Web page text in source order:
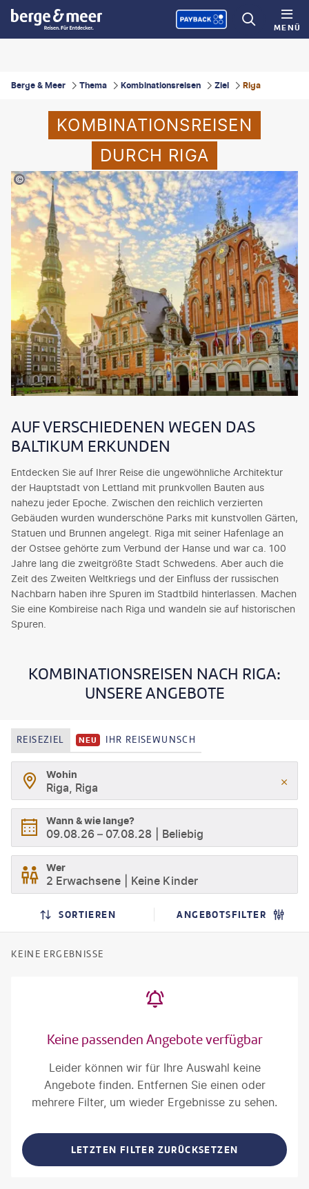
MENÜ
Berge & Meer Thema Kombinationsreisen Ziel Riga
KOMBINATIONSREISEN
DURCH RIGA
- gty
AUF VERSCHIEDENEN WEGEN DAS
BALTIKUM ERKUNDEN
Entdecken Sie auf Ihrer Reise die ungewöhnliche Architektur
der Hauptstadt von Lettland mit prunkvollen Bauten aus
nahezu jeder Epoche. Zwischen den reichlich verzierten
Gebäuden wurden wunderschöne Parks mit kunstvollen Gärten,
Statuen und Brunnen angelegt. Riga mit seiner Hafenlage an
der Ostsee gehörte zum Verbund der Hanse und war ca. 100
Jahre lang die zweitgrößte Stadt Schwedens. Aber auch die
Zeit des Zweiten Weltkriegs und der Einfluss der russischen
Nachbarn haben ihre Spuren im Stadtbild hinterlassen. Machen
Sie eine Kombireise nach Riga und wandeln sie auf historischen
Spuren.
KOMBINATIONSREISEN NACH RIGA:
UNSERE ANGEBOTE
REISEZIEL NEU IHR REISEWUNSCH
Wohin
Riga, Riga
Wann & wie lange?
09.08.26 – 07.08.28 Beliebig
Wer
2 Erwachsene Keine Kinder
SORTIEREN ANGEBOTSFILTER
KEINE ERGEBNISSE
Keine passenden Angebote verfügbar
Leider können wir für Ihre Auswahl keine
Angebote finden. Entfernen Sie einen oder
mehrere Filter, um wieder Ergebnisse zu sehen.
LETZTEN FILTER ZURÜCKSETZEN